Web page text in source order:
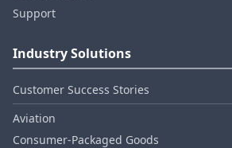
Support
Industry Solutions
Customer Success Stories
Aviation
Consumer‑Packaged Goods